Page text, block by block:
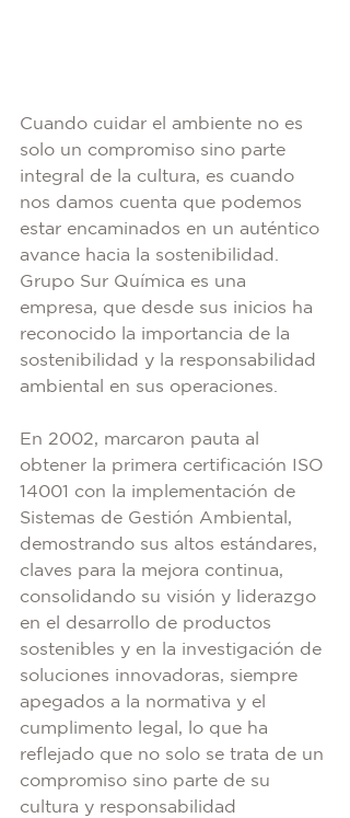
Cuando cuidar el ambiente no es
solo un compromiso sino parte
integral de la cultura, es cuando
nos damos cuenta que podemos
estar encaminados en un auténtico
avance hacia la sostenibilidad.
Grupo Sur Química es una
empresa, que desde sus inicios ha
reconocido la importancia de la
sostenibilidad y la responsabilidad
ambiental en sus operaciones.
En 2002, marcaron pauta al
obtener la primera certificación ISO
14001 con la implementación de
Sistemas de Gestión Ambiental,
demostrando sus altos estándares,
claves para la mejora continua,
consolidando su visión y liderazgo
en el desarrollo de productos
sostenibles y en la investigación de
soluciones innovadoras, siempre
apegados a la normativa y el
cumplimento legal, lo que ha
reflejado que no solo se trata de un
compromiso sino parte de su
cultura y responsabilidad